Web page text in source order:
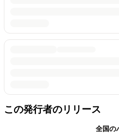
この発行者のリリース
全国の